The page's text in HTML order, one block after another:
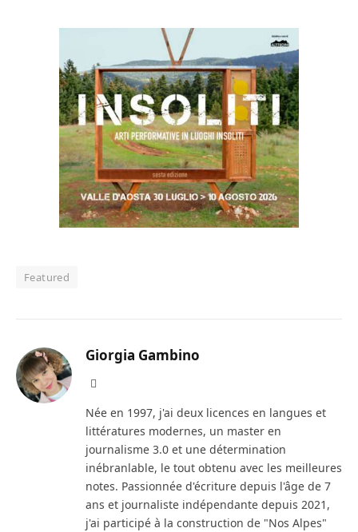
Featured
Giorgia Gambino
Née en 1997, j'ai deux licences en langues et
littératures modernes, un master en
journalisme 3.0 et une détermination
inébranlable, le tout obtenu avec les meilleures
notes. Passionnée d'écriture depuis l'âge de 7
ans et journaliste indépendante depuis 2021,
j'ai participé à la construction de "Nos Alpes"